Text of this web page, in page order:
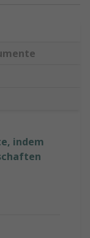
indem